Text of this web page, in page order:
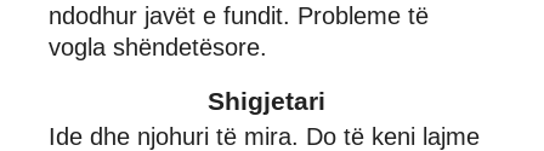
ndodhur javët e fundit. Probleme të
vogla shëndetësore.
Shigjetari
Ide dhe njohuri të mira. Do të keni lajme